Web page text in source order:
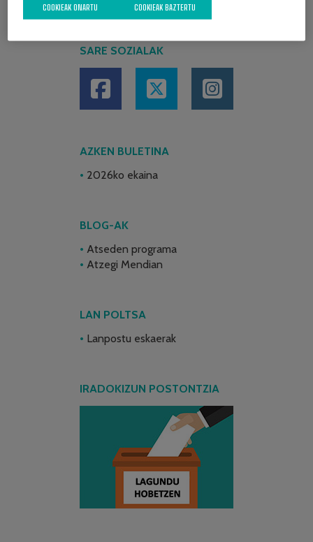
SARE SOZIALAK
AZKEN BULETINA
2026ko ekaina
BLOG-AK
Atseden programa
Atzegi Mendian
LAN POLTSA
Lanpostu eskaerak
IRADOKIZUN POSTONTZIA
COOKIEAK BAZTERTU
COOKIEAK ONARTU